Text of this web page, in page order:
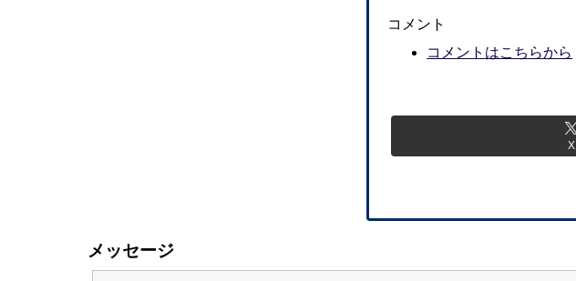
コメント
コメントはこちらから
X
メッセージ